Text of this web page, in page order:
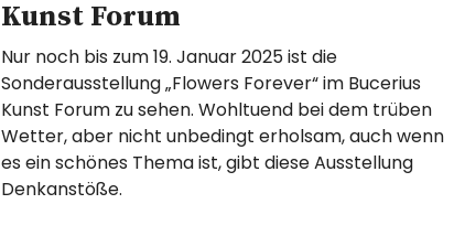
Kunst Forum
Nur noch bis zum 19. Januar 2025 ist die
Sonderausstellung „Flowers Forever“ im Bucerius
Kunst Forum zu sehen. Wohltuend bei dem trüben
Wetter, aber nicht unbedingt erholsam, auch wenn
es ein schönes Thema ist, gibt diese Ausstellung
Denkanstöße.